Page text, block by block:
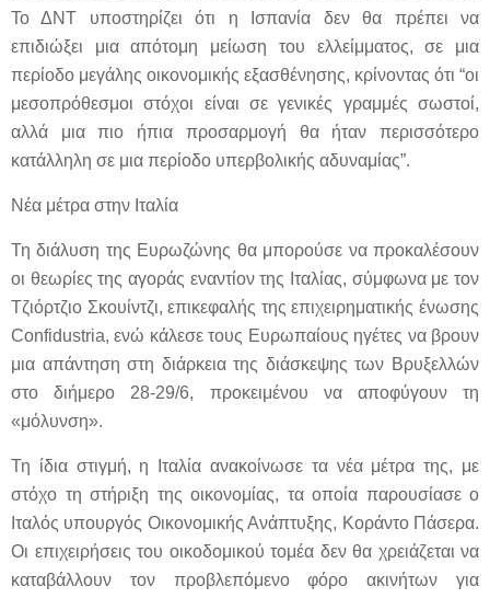
Το ΔΝΤ υποστηρίζει ότι η Ισπανία δεν θα πρέπει να
επιδιώξει μια απότομη μείωση του ελλείμματος, σε μια
περίοδο μεγάλης οικονομικής εξασθένησης, κρίνοντας ότι “οι
μεσοπρόθεσμοι στόχοι είναι σε γενικές γραμμές σωστοί,
αλλά μια πιο ήπια προσαρμογή θα ήταν περισσότερο
κατάλληλη σε μια περίοδο υπερβολικής αδυναμίας”.
Νέα μέτρα στην Ιταλία
Τη διάλυση της Ευρωζώνης θα μπορούσε να προκαλέσουν
οι θεωρίες της αγοράς εναντίον της Ιταλίας, σύμφωνα με τον
Τζιόρτζιο Σκουίντζι, επικεφαλής της επιχειρηματικής ένωσης
Confidustria, ενώ κάλεσε τους Ευρωπαίους ηγέτες να βρουν
μια απάντηση στη διάρκεια της διάσκεψης των Βρυξελλών
στο διήμερο 28-29/6, προκειμένου να αποφύγουν τη
«μόλυνση».
Τη ίδια στιγμή, η Ιταλία ανακοίνωσε τα νέα μέτρα της, με
στόχο τη στήριξη της οικονομίας, τα οποία παρουσίασε ο
Ιταλός υπουργός Οικονομικής Ανάπτυξης, Κοράντο Πάσερα.
Οι επιχειρήσεις του οικοδομικού τομέα δεν θα χρειάζεται να
καταβάλλουν τον προβλεπόμενο φόρο ακινήτων για